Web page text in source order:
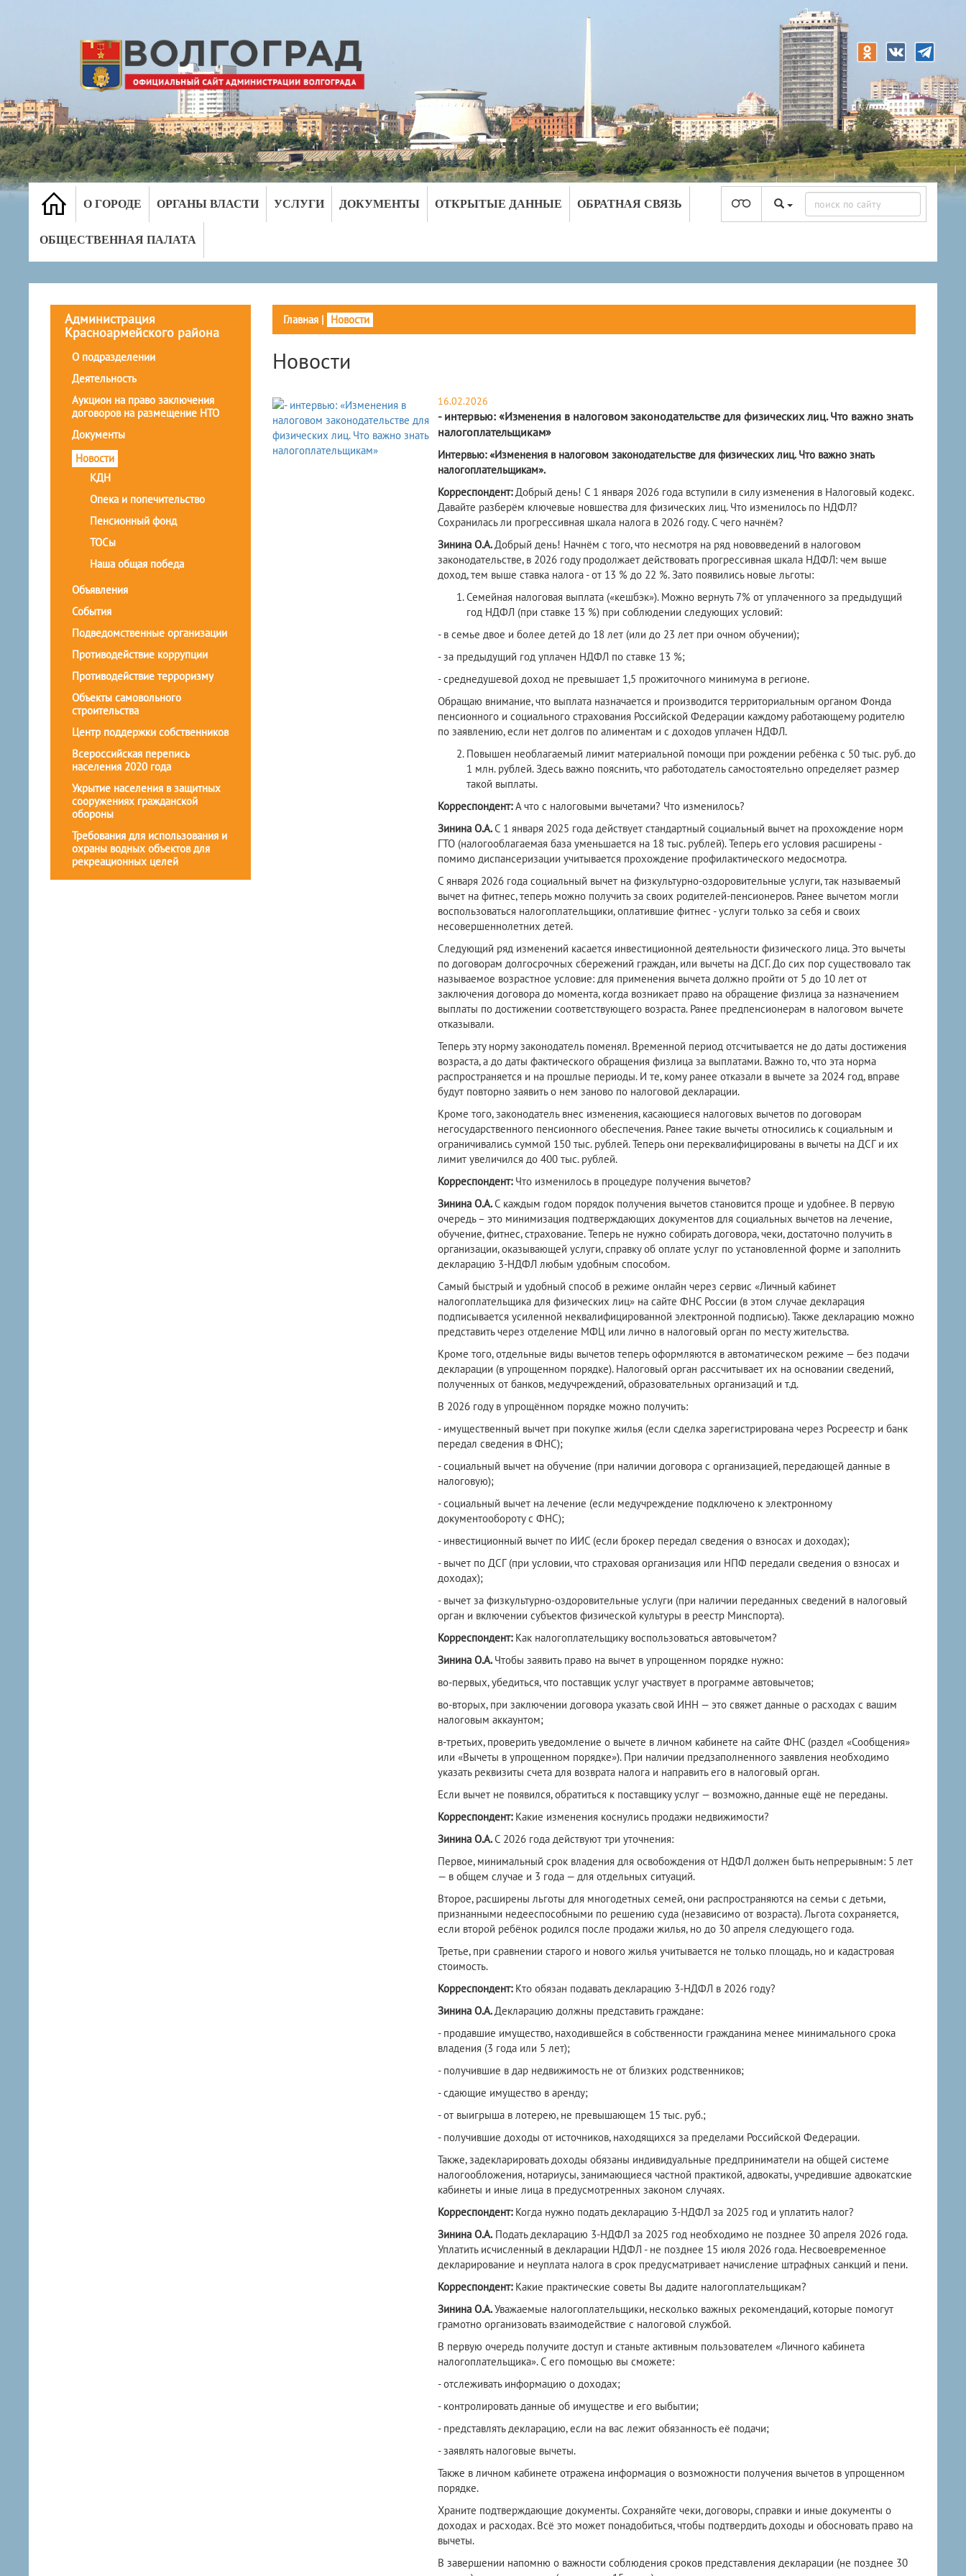
О ГОРОДЕ ОРГАНЫ ВЛАСТИ УСЛУГИ ДОКУМЕНТЫ ОТКРЫТЫЕ ДАННЫЕ ОБРАТНАЯ СВЯЗЬ
ОБЩЕСТВЕННАЯ ПАЛАТА
Администрация
Красноармейского района
О подразделении
Деятельность
Аукцион на право заключения
договоров на размещение НТО
Документы
Новости
КДН
Опека и попечительство
Пенсионный фонд
ТОСы
Наша общая победа
Объявления
События
Подведомственные организации
Противодействие коррупции
Противодействие терроризму
Объекты самовольного
строительства
Центр поддержки собственников
Всероссийская перепись
населения 2020 года
Укрытие населения в защитных
сооружениях гражданской
обороны
Требования для использования и
охраны водных объектов для
рекреационных целей
Главная| Новости
Новости
16.02.2026
- интервью: «Изменения в налоговом законодательстве для физических лиц. Что важно знать
налогоплательщикам»
Интервью: «Изменения в налоговом законодательстве для физических лиц. Что важно знать
налогоплательщикам».
Корреспондент:Добрый день! С 1 января 2026 года вступили в силу изменения в Налоговый кодекс.
Давайте разберём ключевые новшества для физических лиц. Что изменилось по НДФЛ?
Сохранилась ли прогрессивная шкала налога в 2026 году. С чего начнём?
Зинина О.А.Добрый день! Начнём с того, что несмотря на ряд нововведений в налоговом
законодательстве, в 2026 году продолжает действовать прогрессивная шкала НДФЛ: чем выше
доход, тем выше ставка налога - от 13 % до 22 %. Зато появились новые льготы:
Семейная налоговая выплата («кешбэк»). Можно вернуть 7% от уплаченного за предыдущий
год НДФЛ (при ставке 13 %) при соблюдении следующих условий:
- в семье двое и более детей до 18 лет (или до 23 лет при очном обучении);
- за предыдущий год уплачен НДФЛ по ставке 13 %;
- среднедушевой доход не превышает 1,5 прожиточного минимума в регионе.
Обращаю внимание, что выплата назначается и производится территориальным органом Фонда
пенсионного и социального страхования Российской Федерации каждому работающему родителю
по заявлению, если нет долгов по алиментам и с доходов уплачен НДФЛ.
Повышен необлагаемый лимит материальной помощи при рождении ребёнка с 50 тыс. руб. до
1 млн. рублей. Здесь важно пояснить, что работодатель самостоятельно определяет размер
такой выплаты.
Корреспондент:А что с налоговыми вычетами? Что изменилось?
Зинина О.А.С 1 января 2025 года действует стандартный социальный вычет на прохождение норм
ГТО (налогооблагаемая база уменьшается на 18 тыс. рублей). Теперь его условия расширены -
помимо диспансеризации учитывается прохождение профилактического медосмотра.
С января 2026 года социальный вычет на физкультурно-оздоровительные услуги, так называемый
вычет на фитнес, теперь можно получить за своих родителей-пенсионеров. Ранее вычетом могли
воспользоваться налогоплательщики, оплатившие фитнес - услуги только за себя и своих
несовершеннолетних детей.
Следующий ряд изменений касается инвестиционной деятельности физического лица. Это вычеты
по договорам долгосрочных сбережений граждан, или вычеты на ДСГ. До сих пор существовало так
называемое возрастное условие: для применения вычета должно пройти от 5 до 10 лет от
заключения договора до момента, когда возникает право на обращение физлица за назначением
выплаты по достижении соответствующего возраста. Ранее предпенсионерам в налоговом вычете
отказывали.
Теперь эту норму законодатель поменял. Временной период отсчитывается не до даты достижения
возраста, а до даты фактического обращения физлица за выплатами. Важно то, что эта норма
распространяется и на прошлые периоды. И те, кому ранее отказали в вычете за 2024 год, вправе
будут повторно заявить о нем заново по налоговой декларации.
Кроме того, законодатель внес изменения, касающиеся налоговых вычетов по договорам
негосударственного пенсионного обеспечения. Ранее такие вычеты относились к социальным и
ограничивались суммой 150 тыс. рублей. Теперь они переквалифицированы в вычеты на ДСГ и их
лимит увеличился до 400 тыс. рублей.
Корреспондент:Что изменилось в процедуре получения вычетов?
Зинина О.А.С каждым годом порядок получения вычетов становится проще и удобнее. В первую
очередь – это минимизация подтверждающих документов для социальных вычетов на лечение,
обучение, фитнес, страхование. Теперь не нужно собирать договора, чеки, достаточно получить в
организации, оказывающей услуги, справку об оплате услуг по установленной форме и заполнить
декларацию 3-НДФЛ любым удобным способом.
Самый быстрый и удобный способ в режиме онлайн через сервис «Личный кабинет
налогоплательщика для физических лиц» на сайте ФНС России (в этом случае декларация
подписывается усиленной неквалифицированной электронной подписью). Также декларацию можно
представить через отделение МФЦ или лично в налоговый орган по месту жительства.
Кроме того, отдельные виды вычетов теперь оформляются в автоматическом режиме — без подачи
декларации (в упрощенном порядке). Налоговый орган рассчитывает их на основании сведений,
полученных от банков, медучреждений, образовательных организаций и т. д.
В 2026 году в упрощённом порядке можно получить:
- имущественный вычет при покупке жилья (если сделка зарегистрирована через Росреестр и банк
передал сведения в ФНС);
- социальный вычет на обучение (при наличии договора с организацией, передающей данные в
налоговую);
- социальный вычет на лечение (если медучреждение подключено к электронному
документообороту с ФНС);
- инвестиционный вычет по ИИС (если брокер передал сведения о взносах и доходах);
- вычет по ДСГ (при условии, что страховая организация или НПФ передали сведения о взносах и
доходах);
- вычет за физкультурно-оздоровительные услуги (при наличии переданных сведений в налоговый
орган и включении субъектов физической культуры в реестр Минспорта).
Корреспондент:Как налогоплательщику воспользоваться автовычетом?
Зинина О.А. Чтобы заявить право на вычет в упрощенном порядке нужно:
во-первых, убедиться, что поставщик услуг участвует в программе автовычетов;
во-вторых, при заключении договора указать свой ИНН — это свяжет данные о расходах с вашим
налоговым аккаунтом;
в-третьих, проверить уведомление о вычете в личном кабинете на сайте ФНС (раздел «Сообщения»
или «Вычеты в упрощенном порядке»). При наличии предзаполненного заявления необходимо
указать реквизиты счета для возврата налога и направить его в налоговый орган.
Если вычет не появился, обратиться к поставщику услуг — возможно, данные ещё не переданы.
Корреспондент:Какие изменения коснулись продажи недвижимости?
Зинина О.А.С 2026 года действуют три уточнения:
Первое, минимальный срок владения для освобождения от НДФЛ должен быть непрерывным: 5 лет
— в общем случае и 3 года — для отдельных ситуаций.
Второе, расширены льготы для многодетных семей, они распространяются на семьи с детьми,
признанными недееспособными по решению суда (независимо от возраста). Льгота сохраняется,
если второй ребёнок родился после продажи жилья, но до 30 апреля следующего года.
Третье, при сравнении старого и нового жилья учитывается не только площадь, но и кадастровая
стоимость.
Корреспондент:Кто обязан подавать декларацию 3‑НДФЛ в 2026 году?
Зинина О.А.Декларацию должны представить граждане:
- продавшие имущество, находившейся в собственности гражданина менее минимального срока
владения (3 года или 5 лет);
- получившие в дар недвижимость не от близких родственников;
- сдающие имущество в аренду;
- от выигрыша в лотерею, не превышающем 15 тыс. руб.;
- получившие доходы от источников, находящихся за пределами Российской Федерации.
Также, задекларировать доходы обязаны индивидуальные предприниматели на общей системе
налогообложения, нотариусы, занимающиеся частной практикой, адвокаты, учредившие адвокатские
кабинеты и иные лица в предусмотренных законом случаях.
Корреспондент:Когда нужно подать декларацию 3‑НДФЛ за 2025 год и уплатить налог?
Зинина О.А.Подать декларацию 3‑НДФЛ за 2025 год необходимо не позднее 30 апреля 2026 года.
Уплатить исчисленный в декларации НДФЛ - не позднее 15 июля 2026 года. Несвоевременное
декларирование и неуплата налога в срок предусматривает начисление штрафных санкций и пени.
Корреспондент:Какие практические советы Вы дадите налогоплательщикам?
Зинина О.А.Уважаемые налогоплательщики, несколько важных рекомендаций, которые помогут
грамотно организовать взаимодействие с налоговой службой.
В первую очередь получите доступ и станьте активным пользователем «Личного кабинета
налогоплательщика». С его помощью вы сможете:
- отслеживать информацию о доходах;
- контролировать данные об имуществе и его выбытии;
- представлять декларацию, если на вас лежит обязанность её подачи;
- заявлять налоговые вычеты.
Также в личном кабинете отражена информация о возможности получения вычетов в упрощенном
порядке.
Храните подтверждающие документы. Сохраняйте чеки, договоры, справки и иные документы о
доходах и расходах. Всё это может понадобиться, чтобы подтвердить доходы и обосновать право на
вычеты.
В завершении напомню о важности соблюдения сроков представления декларации (не позднее 30